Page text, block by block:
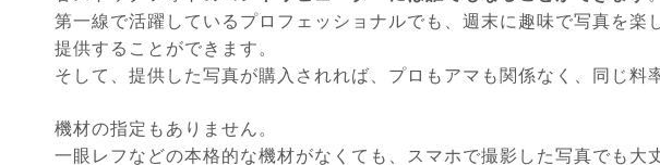
第一線で活躍しているプロフェッショナルでも、週末に趣味で写真を楽
提供することができます。
そして、提供した写真が購入されれば、プロもアマも関係なく、同じ料
機材の指定もありません。
一眼レフなどの本格的な機材がなくても、スマホで撮影した写真でも大